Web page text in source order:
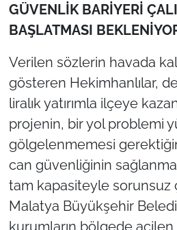
GÜVENLİK BARİYERİ
BAŞLATMASI
Verilen sözlerin havada
gösteren Hekimhanlılar,
liralık yatırımla ilçeye
projenin, bir yol problemi
gölgelenmemesi
can güvenliğinin
tam kapasiteyle sorunsuz
Malatya Büyükşehir
kurumların bölgede